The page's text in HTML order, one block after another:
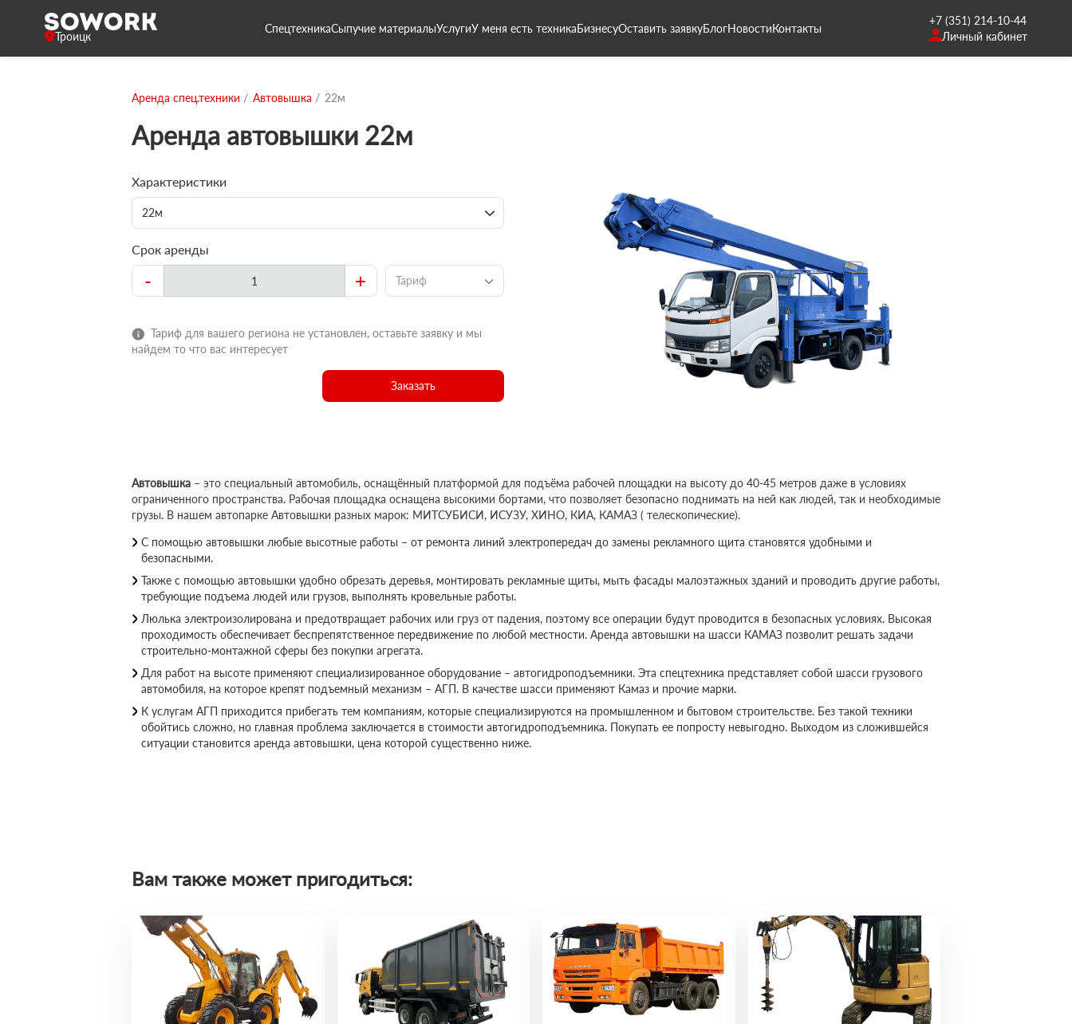
Троицк
СпецтехникаСыпучие материалыУслугиУ меня есть техникаБизнесуОставить заявкуБлогНовостиКонтакты
+7 (351) 214-10-44
Личный кабинет
Аренда спец.техники Автовышка 22м
Аренда автовышки 22м
Характеристики
22м
Срок аренды
- + Тариф
Тариф для вашего региона не установлен, оставьте заявку и мы
найдем то что вас интересует
Заказать
Автовышка – это специальный автомобиль, оснащённый платформой для подъёма рабочей площадки на высоту до 40-45 метров даже в условиях
ограниченного пространства. Рабочая площадка оснащена высокими бортами, что позволяет безопасно поднимать на ней как людей, так и необходимые
грузы. В нашем автопарке Автовышки разных марок: МИТСУБИСИ, ИСУЗУ, ХИНО, КИА, КАМАЗ ( телескопические).
С помощью автовышки любые высотные работы – от ремонта линий электропередач до замены рекламного щита становятся удобными и
безопасными.
Также с помощью автовышки удобно обрезать деревья, монтировать рекламные щиты, мыть фасады малоэтажных зданий и проводить другие работы,
требующие подъема людей или грузов, выполнять кровельные работы.
Люлька электроизолирована и предотвращает рабочих или груз от падения, поэтому все операции будут проводится в безопасных условиях. Высокая
проходимость обеспечивает беспрепятственное передвижение по любой местности. Аренда автовышки на шасси КАМАЗ позволит решать задачи
строительно-монтажной сферы без покупки агрегата.
Для работ на высоте применяют специализированное оборудование – автогидроподъемники. Эта спецтехника представляет собой шасси грузового
автомобиля, на которое крепят подъемный механизм – АГП. В качестве шасси применяют Камаз и прочие марки.
К услугам АГП приходится прибегать тем компаниям, которые специализируются на промышленном и бытовом строительстве. Без такой техники
обойтись сложно, но главная проблема заключается в стоимости автогидроподъемника. Покупать ее попросту невыгодно. Выходом из сложившейся
ситуации становится аренда автовышки, цена которой существенно ниже.
Вам также может пригодиться: